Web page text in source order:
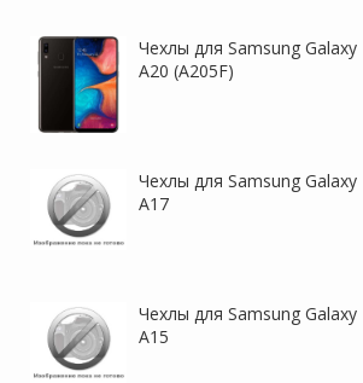
Чехлы для Samsung Galaxy
A20 (A205F)
Чехлы для Samsung Galaxy
A17
Чехлы для Samsung Galaxy
A15